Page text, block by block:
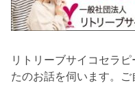
リトリーブサイコセラ
たのお話を伺います。